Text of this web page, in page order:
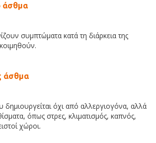
άσθμα
συμπτώματα κατά τη διάρκεια της
άσθμα
δημιουργείται όχι από αλλεργιογόνα, αλλά
όπως στρες, κλιματισμός, καπνός,
χώροι.